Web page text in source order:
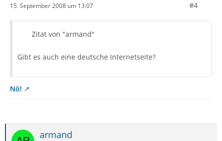
15. September 2008 um 13:07 #4
Zitat von "armand"
Gibt es auch eine deutsche Internetseite?
Nö!
armand